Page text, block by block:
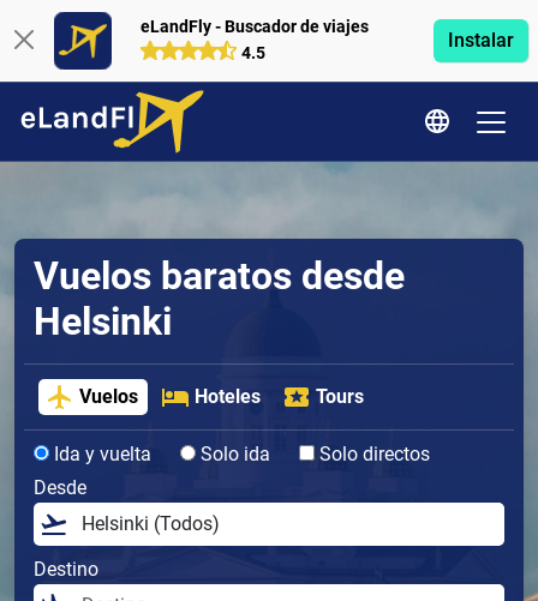
eLandFly - Buscador de viajes
4.5
Instalar
Vuelos baratos desde
Helsinki
Vuelos Hoteles Tours
Ida y vuelta Solo ida
Solo directos
Desde
Destino